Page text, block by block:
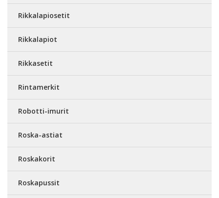
Rikkalapiosetit
Rikkalapiot
Rikkasetit
Rintamerkit
Robotti-imurit
Roska-astiat
Roskakorit
Roskapussit